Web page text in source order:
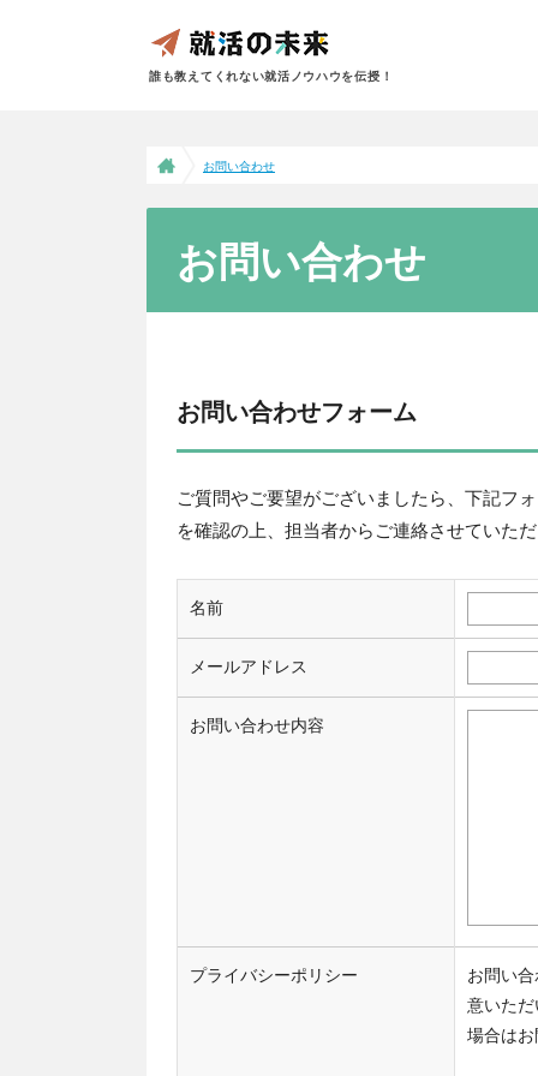
誰も教えてくれない就活ノウハウを伝授！
お問い合わせ
お問い合わせ
お問い合わせフォーム
ご質問やご要望がございましたら、下記フ
を確認の上、担当者からご連絡させていた
名前
メールアドレス
お問い合わせ内容
プライバシーポリシー
お問い
意いた
場合は